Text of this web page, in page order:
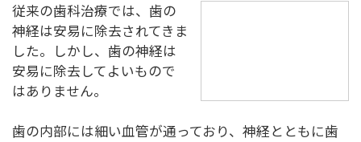
従来の歯科治療では、歯の
神経は安易に除去されてきま
した。しかし、歯の神経は
安易に除去してよいもので
はありません。
歯の内部には細い血管が通っており、神経とともに歯